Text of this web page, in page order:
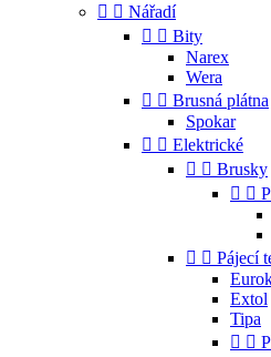
  Nářadí
  Bity
Narex
Wera
  Brusná plátna
Spokar
  Elektrické
  Brusky
 
  Pájecí
Extol
Tipa
 